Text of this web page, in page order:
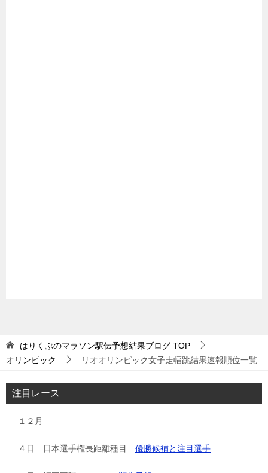
はりくぶのマラソン駅伝予想結果ブログ TOP
オリンピック
リオオリンピック女子走幅跳結果速報順位一覧
注目レース
１２月
４日 日本選手権長距離種目 優勝候補と注目選手